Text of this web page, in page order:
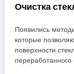
Очистка
Появились
которые
поверхности
переработанного